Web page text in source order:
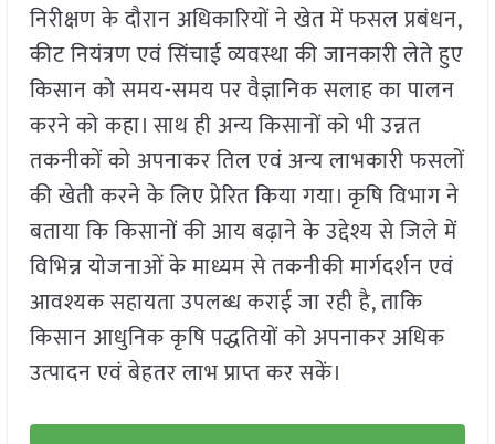
निरीक्षण के दौरान अधिकारियों ने खेत में फसल प्रबंधन,
कीट नियंत्रण एवं सिंचाई व्यवस्था की जानकारी लेते हुए
किसान को समय-समय पर वैज्ञानिक सलाह का पालन
करने को कहा। साथ ही अन्य किसानों को भी उन्नत
तकनीकों को अपनाकर तिल एवं अन्य लाभकारी फसलों
की खेती करने के लिए प्रेरित किया गया। कृषि विभाग ने
बताया कि किसानों की आय बढ़ाने के उद्देश्य से जिले में
विभिन्न योजनाओं के माध्यम से तकनीकी मार्गदर्शन एवं
आवश्यक सहायता उपलब्ध कराई जा रही है, ताकि
किसान आधुनिक कृषि पद्धतियों को अपनाकर अधिक
उत्पादन एवं बेहतर लाभ प्राप्त कर सकें।